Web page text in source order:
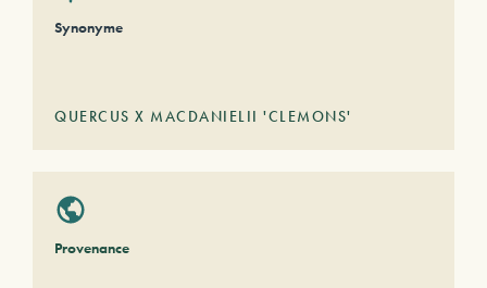
Synonyme
QUERCUS X MACDANIELII 'CLEMONS'
Provenance